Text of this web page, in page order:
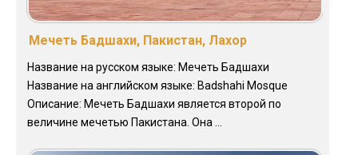
Мечеть Бадшахи, Пакистан, Лахор
Название на русском языке: Мечеть Бадшахи
Название на английском языке: Badshahi Mosque
Описание: Мечеть Бадшахи является второй по
величине мечетью Пакистана. Она ...